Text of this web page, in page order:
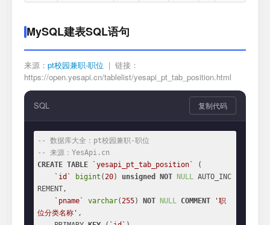
MySQL建表SQL语句
来源： pt校园兼职-职位 | 链接：
https://open.yesapi.cn/tablelist/yesapi_pt_tab_position.html
SQL 复制代码
-- 数据库大全：pt校园兼职-职位
-- 来源：YesApi.cn
CREATE TABLE `yesapi_pt_tab_position`
(
`id`
bigint (20) unsigned NOT NULL AUTO_INC
REMENT,
`pname`
varchar(255) NOT NULL COMMENT
'职
位分类名称' ,